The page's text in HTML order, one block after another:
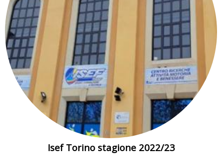
Isef Torino stagione 2022/23